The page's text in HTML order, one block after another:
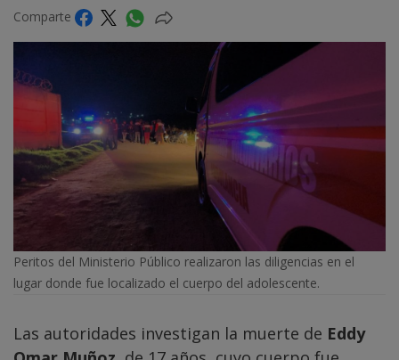
Comparte
Peritos del Ministerio Público realizaron las diligencias en el
lugar donde fue localizado el cuerpo del adolescente.
Las autoridades investigan la muerte de Eddy